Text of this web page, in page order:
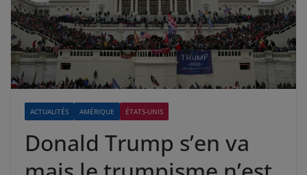
ACTUALITÉS AMÉRIQUE ÉTATS-UNIS
Donald Trump s’en va